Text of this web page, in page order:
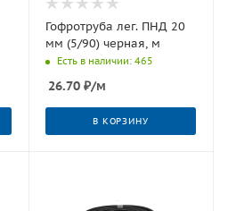
Гофротруба лег. ПНД 20
мм (5/90) черная, м
Есть в наличии: 465
26.70₽/м
В КОРЗИНУ